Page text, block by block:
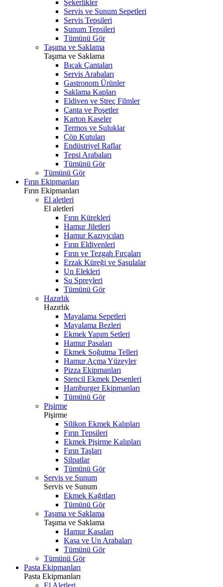
Şekerlikler
Servis ve Sunum Sepetleri
Servis Tepsileri
Sunum Tepsileri
Tümünü Gör
Taşıma ve Saklama
Taşıma ve Saklama
Bıçak Çantaları
Servis Arabaları
Gastronom Ürünler
Saklama Kapları
Eldiven ve Streç Filmler
Çanta ve Poşetler
Karton Kaseler
Termos ve Suluklar
Çöp Kutuları
Endüstriyel Raflar
Tepsi Arabaları
Tümünü Gör
Tümünü Gör
Fırın Ekipmanları
Fırın Ekipmanları
El aletleri
El aletleri
Fırın Kürekleri
Hamur Jiletleri
Hamur Kazıyıcıları
Fırın Eldivenleri
Fırın ve Tezgah Fırçaları
Erzak Küreği ve Şaşulalar
Un Elekleri
Su Spreyleri
Tümünü Gör
Hazırlık
Hazırlık
Mayalama Sepetleri
Mayalama Bezleri
Ekmek Yapım Setleri
Hamur Pasaları
Ekmek Soğutma Telleri
Hamur Açma Yüzeyler
Pizza Ekipmanları
Stencil Ekmek Desenleri
Hamburger Ekipmanları
Tümünü Gör
Pişirme
Pişirme
Silikon Ekmek Kalıpları
Fırın Tepsileri
Ekmek Pişirme Kalıpları
Fırın Taşları
Silpatlar
Tümünü Gör
Servis ve Sunum
Servis ve Sunum
Ekmek Kağıtları
Tümünü Gör
Taşıma ve Saklama
Taşıma ve Saklama
Hamur Kasaları
Kasa ve Un Arabaları
Tümünü Gör
Tümünü Gör
Pasta Ekipmanları
Pasta Ekipmanları
El Aletleri